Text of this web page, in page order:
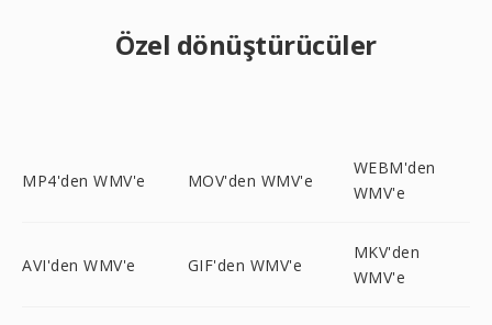
Özel dönüştürücüler
MP4'den WMV'e MOV'den WMV'e
WEBM'den
WMV'e
AVI'den WMV'e GIF'den WMV'e
MKV'den
WMV'e